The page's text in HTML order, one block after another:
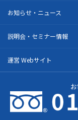
お知らせ・ニュース
説明会・セミナー情報
運営 Webサイト